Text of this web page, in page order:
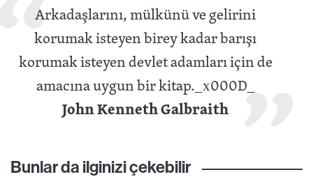
Arkadaşlarını, mülkünü ve gelirini
korumak isteyen birey kadar barışı
korumak isteyen devlet adamları için de
amacına uygun bir kitap._x000D_
John Kenneth Galbraith
Bunlar da ilginizi çekebilir